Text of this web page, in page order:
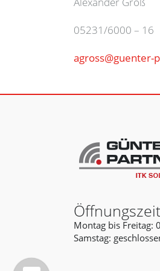
05231/
agross@guenter-
Montag bis Freitag:
Samstag: